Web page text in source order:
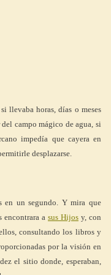
llevaba horas, días o meses
campo mágico de agua, si
impedía que cayera en
desplazarse.
en un segundo. Y mira que
encontrara a sus Hijos y, con
consultando los libros y
por la visión en
el sitio donde, esperaban,